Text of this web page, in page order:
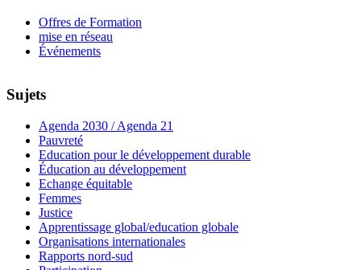
Offres de Formation
mise en réseau
Événements
Sujets
Agenda 2030 / Agenda 21
Pauvreté
Education pour le développement durable
Éducation au développement
Echange équitable
Femmes
Justice
Apprentissage global/education globale
Organisations internationales
Rapports nord-sud